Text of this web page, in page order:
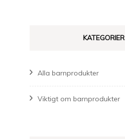
KATEGORIER
Alla barnprodukter
Viktigt om barnprodukter